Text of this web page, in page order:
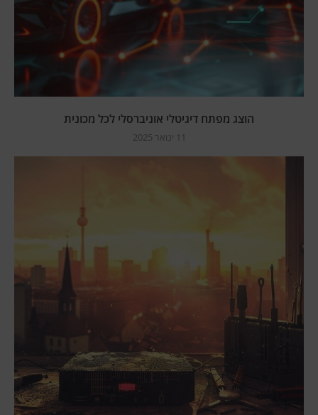
הוצג מפתח דיגיטלי אוניברסלי לכל מכונית
11 ינואר 2025